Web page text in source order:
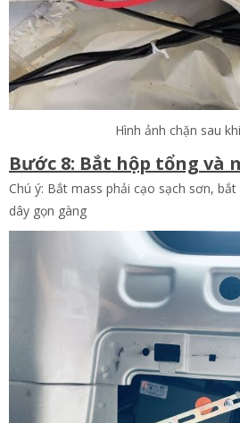
Hình ảnh chặn sau
Bước 8: Bắt hộp tổng và
Chú ý: Bắt mass phải cạo sạch sơn,
dây gọn gàng